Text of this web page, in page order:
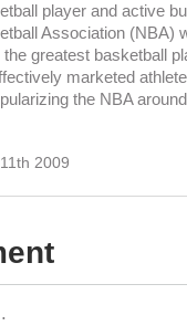
player and active
Association (NBA)
greatest basketball
marketed
the NBA
2009